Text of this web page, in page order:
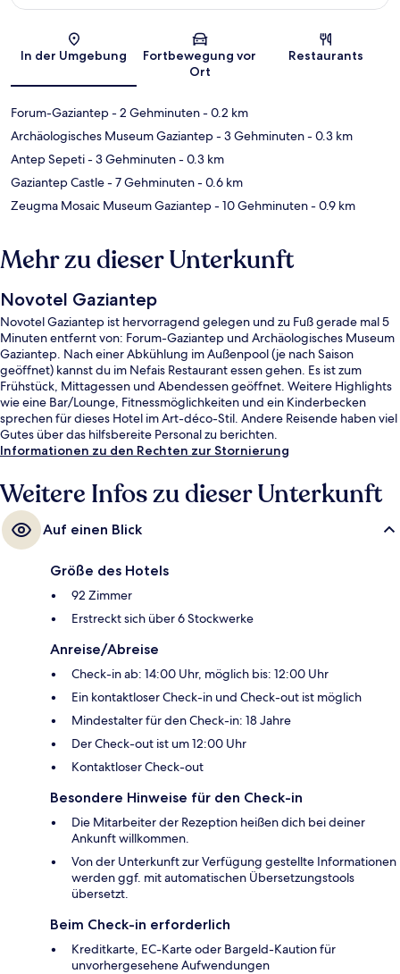
In der Umgebung
Fortbewegung vor
Ort
Restaurants
Forum-Gaziantep- 2 Gehminuten- 0.2 km
Archäologisches Museum Gaziantep- 3 Gehminuten- 0.3 km
Antep Sepeti- 3 Gehminuten- 0.3 km
Gaziantep Castle- 7 Gehminuten- 0.6 km
Zeugma Mosaic Museum Gaziantep- 10 Gehminuten- 0.9 km
Mehr zu dieser Unterkunft
Novotel Gaziantep
Novotel Gaziantep ist hervorragend gelegen und zu Fuß gerade mal 5
Minuten entfernt von: Forum-Gaziantep und Archäologisches Museum
Gaziantep. Nach einer Abkühlung im Außenpool (je nach Saison
geöffnet) kannst du im Nefais Restaurant essen gehen. Es ist zum
Frühstück, Mittagessen und Abendessen geöffnet. Weitere Highlights
wie eine Bar/Lounge, Fitnessmöglichkeiten und ein Kinderbecken
sprechen für dieses Hotel im Art-déco-Stil. Andere Reisende haben viel
Gutes über das hilfsbereite Personal zu berichten.
Informationen zu den Rechten zur Stornierung
Weitere Infos zu dieser Unterkunft
Auf einen Blick
Größe des Hotels
92 Zimmer
Erstreckt sich über 6 Stockwerke
Anreise/Abreise
Check-in ab: 14:00 Uhr, möglich bis: 12:00 Uhr
Ein kontaktloser Check-in und Check-out ist möglich
Mindestalter für den Check-in: 18 Jahre
Der Check-out ist um 12:00 Uhr
Kontaktloser Check-out
Besondere Hinweise für den Check-in
Die Mitarbeiter der Rezeption heißen dich bei deiner
Ankunft willkommen.
Von der Unterkunft zur Verfügung gestellte Informationen
werden ggf. mit automatischen Übersetzungstools
übersetzt.
Beim Check-in erforderlich
Kreditkarte, EC-Karte oder Bargeld-Kaution für
unvorhergesehene Aufwendungen